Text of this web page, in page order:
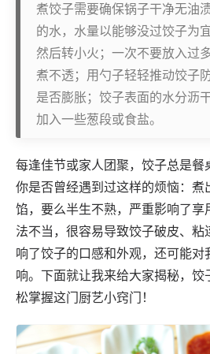
煮饺子需要确保锅子干净无油
的水，水量以能够没过饺子为
然后转小火；一次不要放入过
煮不透；用勺子轻轻推动饺子
是否膨胀；饺子表面的水分沥
加入一些葱段或食盐。
每逢佳节或家人团聚，饺子总是餐
你是否曾经遇到过这样的烦恼：煮
馅，要么半生不熟，严重影响了享
法不当，很容易导致饺子破皮、
响了饺子的口感和外观，还可能
响。下面就让我来给大家揭秘，饺
松掌握这门厨艺小窍门！